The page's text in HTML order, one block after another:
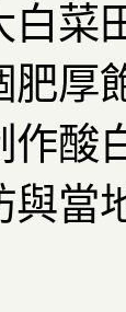
白菜
肥厚
作酸
與當